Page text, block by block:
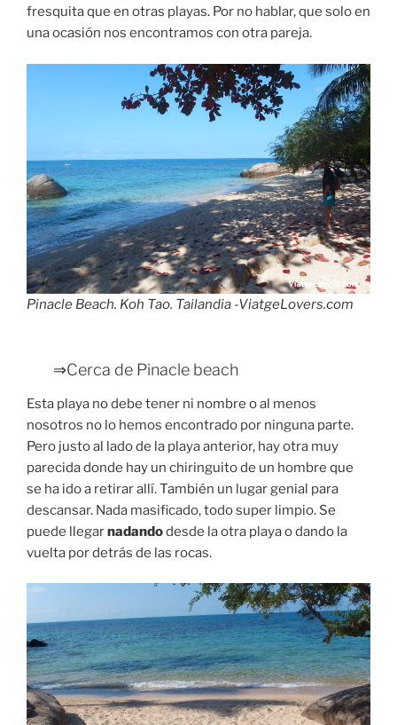
fresquita que en otras playas. Por no hablar, que solo en
una ocasión nos encontramos con otra pareja.
Pinacle Beach. Koh Tao. Tailandia -ViatgeLovers.com
⇒Cerca de Pinacle beach
Esta playa no debe tener ni nombre o al menos
nosotros no lo hemos encontrado por ninguna parte.
Pero justo al lado de la playa anterior, hay otra muy
parecida donde hay un chiringuito de un hombre que
se ha ido a retirar allí. También un lugar genial para
descansar. Nada masificado, todo super limpio. Se
puede llegarnadandodesde la otra playa o dando la
vuelta por detrás de las rocas.